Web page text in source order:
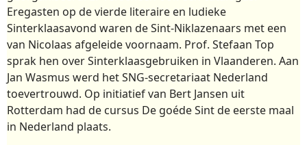
Eregasten op de vierde literaire en ludieke
Sinterklaasavond waren de Sint-Niklazenaars met een
van Nicolaas afgeleide voornaam. Prof. Stefaan Top
sprak hen over Sinterklaasgebruiken in Vlaanderen. Aan
Jan Wasmus werd het SNG-secretariaat Nederland
toevertrouwd. Op initiatief van Bert Jansen uit
Rotterdam had de cursus De goéde Sint de eerste maal
in Nederland plaats.